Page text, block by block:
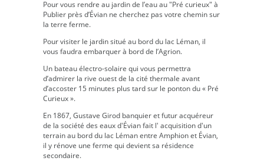
Pour vous rendre au jardin de l’eau au "Pré curieux" à
Publier près d’Évian ne cherchez pas votre chemin sur
la terre ferme.
Pour visiter le jardin situé au bord du lac Léman, il
vous faudra embarquer à bord de l’Agrion.
Un bateau électro-solaire qui vous permettra
d’admirer la rive ouest de la cité thermale avant
d’accoster 15 minutes plus tard sur le ponton du « Pré
Curieux ».
En 1867, Gustave Girod banquier et futur acquéreur
de la société des eaux d'Évian fait l' acquisition d'un
terrain au bord du lac Léman entre Amphion et Évian,
il y rénove une ferme qui devient sa résidence
secondaire.